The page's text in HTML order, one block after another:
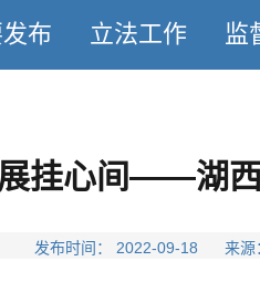
布 立法工作 监
挂心间——湖
发布时间： 2022-09-18 来